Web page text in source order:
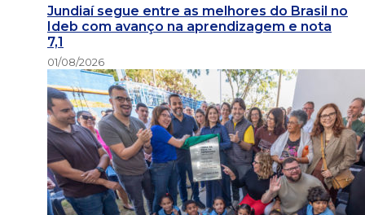
Jundiaí segue entre as melhores do Brasil no
Ideb com avanço na aprendizagem e nota
7,1
01/08/2026